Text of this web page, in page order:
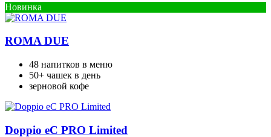
Новинка
ROMA DUE
48 напитков в меню
50+ чашек в день
зерновой кофе
Doppio eC PRO Limited